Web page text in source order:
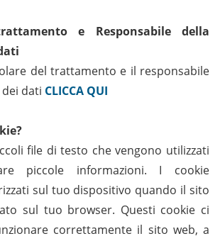
e Responsabile della
del trattamento e il responsabile
dati CLICCA QUI
file di testo che vengono utilizzati
piccole informazioni. I cookie
sul tuo dispositivo quando il sito
sul tuo browser. Questi cookie ci
correttamente il sito web, a